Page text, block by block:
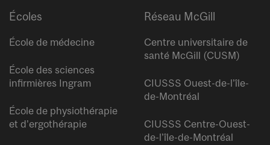
Écoles
École de médecine
École des sciences
infirmières Ingram
École de physiothérapie
et d’ergothérapie
Réseau McGill
Centre universitaire de
santé McGill (CUSM)
CIUSSS Ouest-de-l’île-
de-Montréal
CIUSSS Centre-Ouest-
de-l’île-de-Montréal